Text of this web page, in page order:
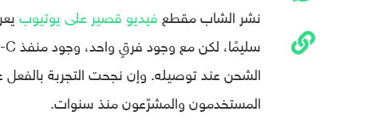
نشر الشاب مقطع فيديو قصير على يوتيوب
الشحن عند توصيله. وإن نجحت التجربة بالفعل
المستخدمون والمشرّعون منذ سنوات.